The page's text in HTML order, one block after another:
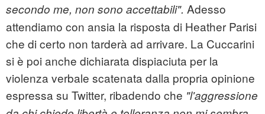
secondo me, non sono accettabili". Adesso
attendiamo con ansia la risposta di Heather Parisi
che di certo non tarderà ad arrivare. La Cuccarini
si è poi anche dichiarata dispiaciuta per la
violenza verbale scatenata dalla propria opinione
espressa su Twitter, ribadendo che "l'aggressione